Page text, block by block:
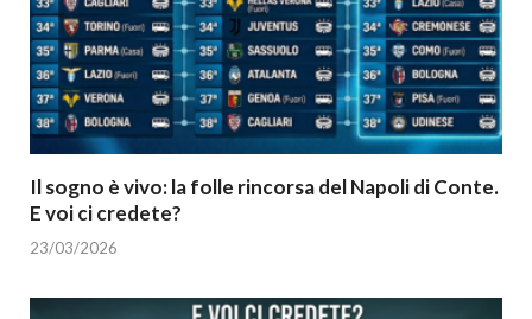
Il sogno è vivo: la folle rincorsa del Napoli di Conte.
E voi ci credete?
23/03/2026